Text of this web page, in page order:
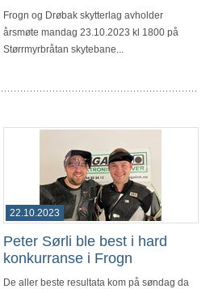
Frogn og Drøbak skytterlag avholder
årsmøte mandag 23.10.2023 kl 1800 på
Størrmyrbråtan skytebane...
22.10.2023
Peter Sørli ble best i hard
konkurranse i Frogn
De aller beste resultata kom på søndag da